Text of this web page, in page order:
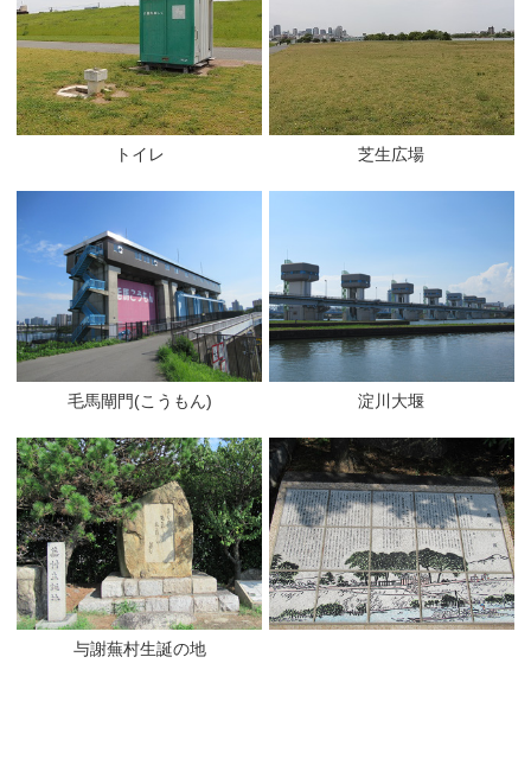
トイレ 芝生広場
毛馬閘門(こうもん) 淀川大堰
与謝蕪村生誕の地